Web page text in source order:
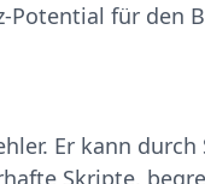
Potential für den
Er kann
Skripte,